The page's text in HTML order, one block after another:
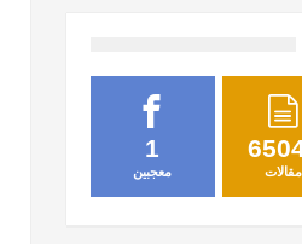
1
معجبين مقالات